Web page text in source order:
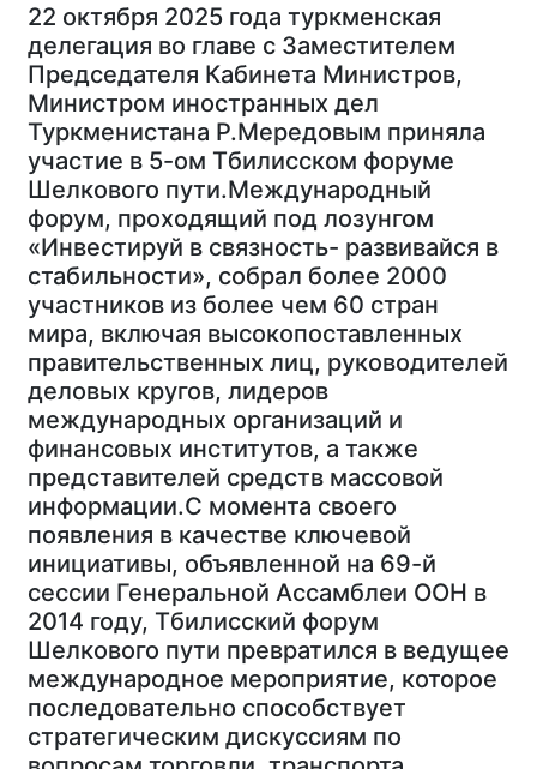
22 октября 2025 года туркменская
делегация во главе с Заместителем
Председателя Кабинета Министров,
Министром иностранных дел
Туркменистана Р.Мередовым приняла
участие в 5-ом Тбилисском форуме
Шелкового пути.Международный
форум, проходящий под лозунгом
«Инвестируй в связность- развивайся в
стабильности», собрал более 2000
участников из более чем 60 стран
мира, включая высокопоставленных
правительственных лиц, руководителей
деловых кругов, лидеров
международных организаций и
финансовых институтов, а также
представителей средств массовой
информации.С момента своего
появления в качестве ключевой
инициативы, объявленной на 69-й
сессии Генеральной Ассамблеи ООН в
2014 году, Тбилисский форум
Шелкового пути превратился в ведущее
международное мероприятие, которое
последовательно способствует
стратегическим дискуссиям по